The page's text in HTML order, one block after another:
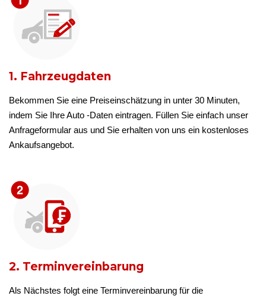
1. Fahrzeugdaten
Bekommen Sie eine Preiseinschätzung in unter 30 Minuten,
indem Sie Ihre Auto -Daten eintragen. Füllen Sie einfach unser
Anfrageformular aus und Sie erhalten von uns ein kostenloses
Ankaufsangebot.
2. Terminvereinbarung
Als Nächstes folgt eine Terminvereinbarung für die